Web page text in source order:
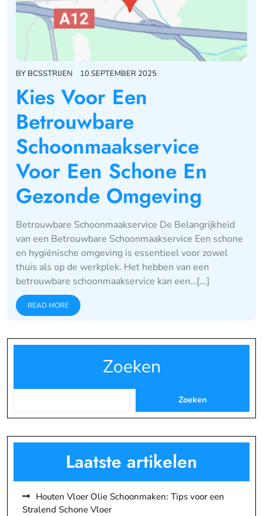
BY BCSSTRIJEN 10 SEPTEMBER 2025
Kies Voor Een
Betrouwbare
Schoonmaakservice
Voor Een Schone En
Gezonde Omgeving
Betrouwbare Schoonmaakservice De Belangrijkheid
van een Betrouwbare Schoonmaakservice Een schone
en hygiënische omgeving is essentieel voor zowel
thuis als op de werkplek. Het hebben van een
betrouwbare schoonmaakservice kan een…[...]
READ MORE
Zoeken
Zoeken
Laatste artikelen
Houten Vloer Olie Schoonmaken: Tips voor een
Stralend Schone Vloer